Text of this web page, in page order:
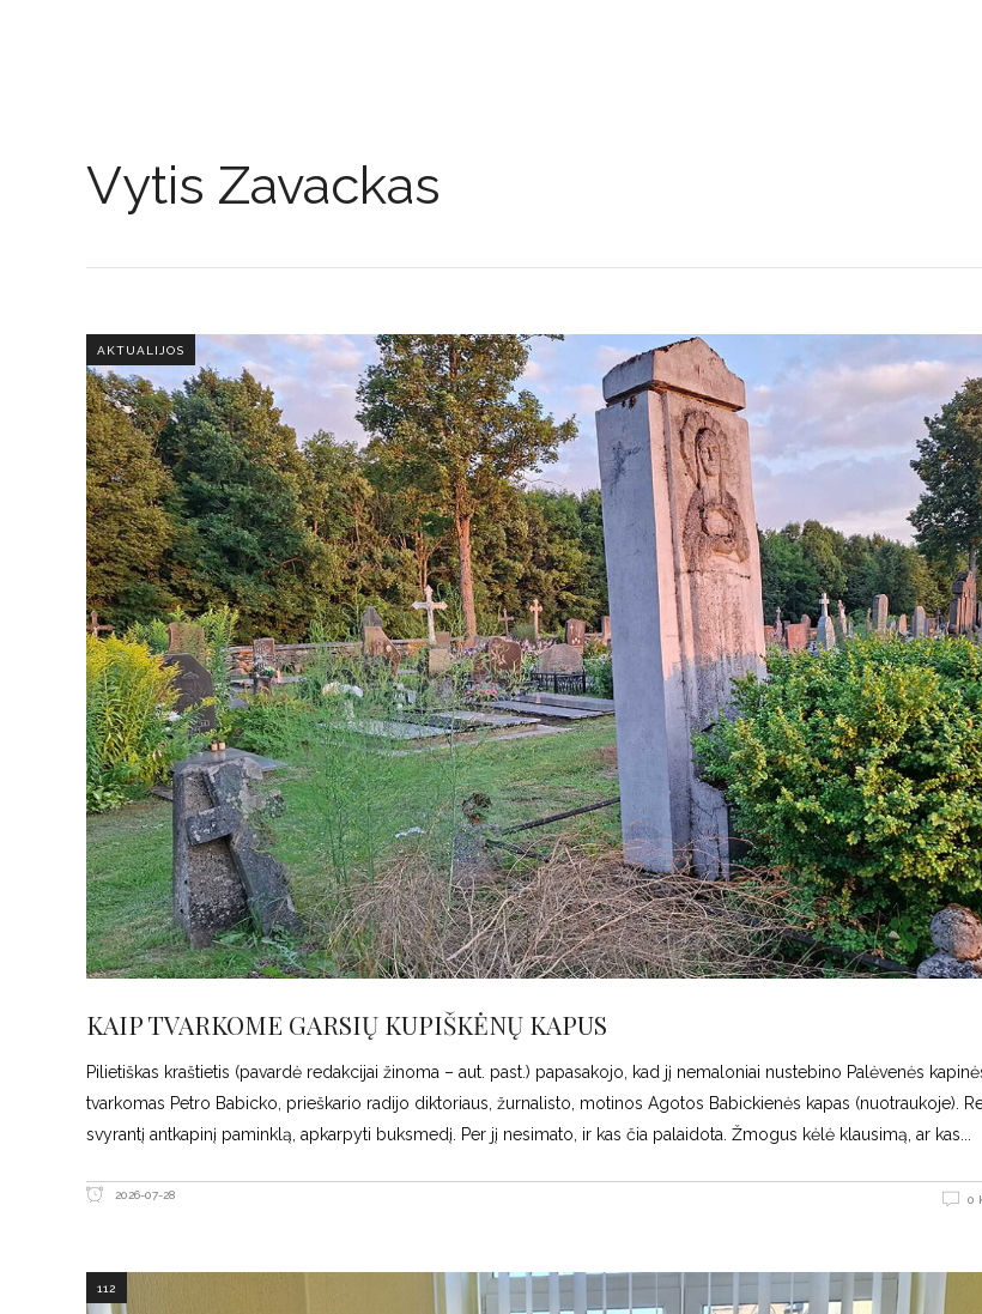
Vytis Zavackas
AKTUALIJOS
KAIP TVARKOME GARSIŲ KUPIŠKĖNŲ KAPUS
Pilietiškas kraštietis (pavardė redakcijai žinoma – aut. past.) papasakojo, kad jį nemaloniai nustebino Palėvenės
tvarkomas Petro Babicko, prieškario radijo diktoriaus, žurnalisto, motinos Agotos Babickienės kapas (nuotraukoje).
svyrantį antkapinį paminklą, apkarpyti buksmedį. Per jį nesimato, ir kas čia palaidota. Žmogus kėlė klausimą, ar kas
2026-07-28 0
112